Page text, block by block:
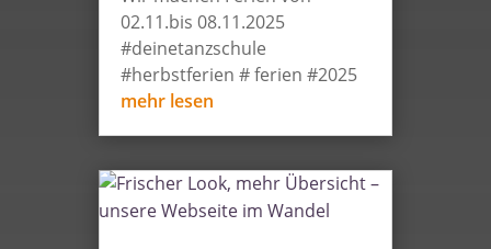
02.11.bis 08.11.2025
#deinetanzschule
#herbstferien # ferien #2025
mehr lesen